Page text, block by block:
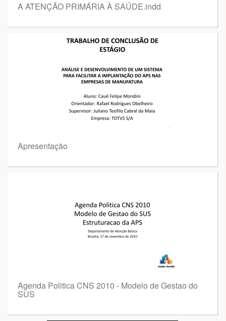
A ATENÇÃO PRIMÁRIA À SAÚDE.indd
Apresentação
Agenda Politica CNS 2010 - Modelo de Gestao do
SUS